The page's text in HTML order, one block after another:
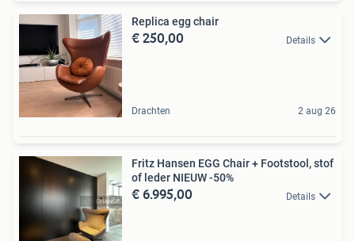
Replica egg chair
€ 250,00 Details
Drachten 2 aug 26
Fritz Hansen EGG Chair + Footstool, stof
of leder NIEUW -50%
€ 6.995,00 Details